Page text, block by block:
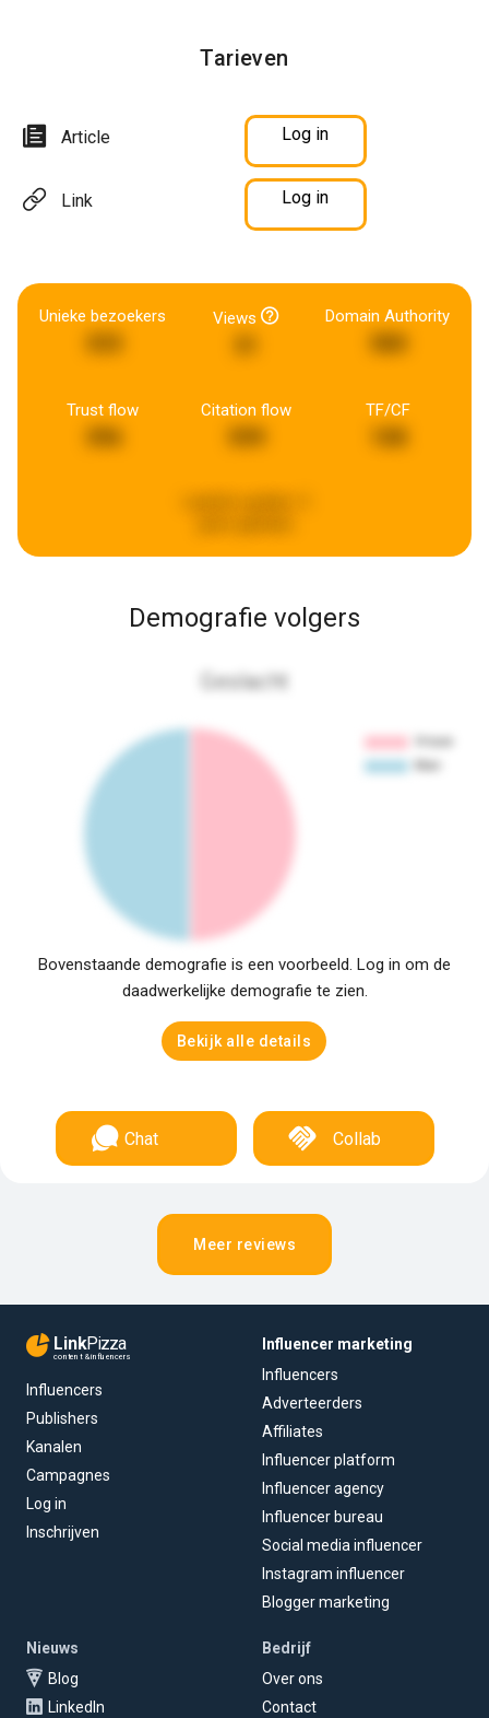
Tarieven
Article Log in
Link Log in
Unieke bezoekers Views Domain Authority
580
Trust flow
396
Citation flow TF/CF
108
Demografie volgers
Geslacht
Bovenstaande demografie is een voorbeeld. Log in om de
daadwerkelijke demografie te zien.
Bekijk alle details
Chat Collab
Meer reviews
LinkPizza
content & influencers
Influencers
Publishers
Kanalen
Campagnes
Log in
Inschrijven
Influencer marketing
Influencers
Adverteerders
Affiliates
Influencer platform
Influencer agency
Influencer bureau
Social media influencer
Instagram influencer
Blogger marketing
Nieuws
Blog
LinkedIn
Bedrijf
Over ons
Contact